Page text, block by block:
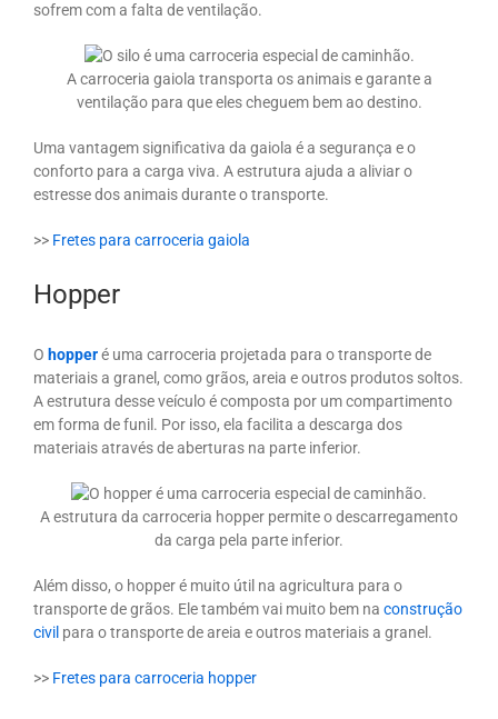
sofrem com a falta de ventilação.
A carroceria gaiola transporta os animais e garante a
ventilação para que eles cheguem bem ao destino.
Uma vantagem significativa da gaiola é a segurança e o
conforto para a carga viva. A estrutura ajuda a aliviar o
estresse dos animais durante o transporte.
>> Fretes para carroceria gaiola
Hopper
O hopperé uma carroceria projetada para o transporte de
materiais a granel, como grãos, areia e outros produtos soltos.
A estrutura desse veículo é composta por um compartimento
em forma de funil. Por isso, ela facilita a descarga dos
materiais através de aberturas na parte inferior.
A estrutura da carroceria hopper permite o descarregamento
da carga pela parte inferior.
Além disso, o hopper é muito útil na agricultura para o
transporte de grãos. Ele também vai muito bem na construção
civil para o transporte de areia e outros materiais a granel.
>> Fretes para carroceria hopper